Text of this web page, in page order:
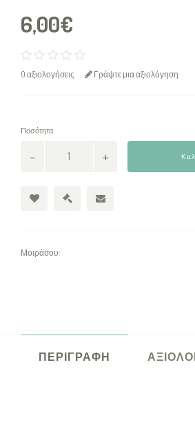
6,00€
0 αξιολογήσεις Γράψτε μια αξιολόγηση
Ποσότητα
Μοιράσου:
ΠΕΡΙΓΡΑΦΉ